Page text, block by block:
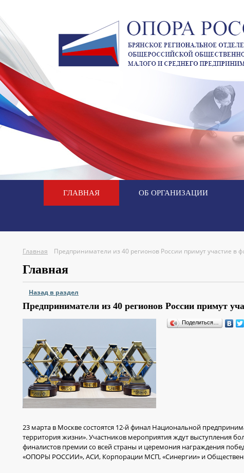
ГЛАВНАЯ ОБ ОРГАНИЗАЦИИ
Главная Предприниматели из 40 регионов России примут участие в
Главная
Назад в раздел
Предприниматели из 40 регионов России примут
Поделиться…
23 марта в Москве состоятся 12-й финал Национальной
территория жизни». Участников мероприятия ждут выступления
финалистов премии со всей страны и церемония награждения
«ОПОРЫ РОССИИ», АСИ, Корпорации МСП, «Синергии» и